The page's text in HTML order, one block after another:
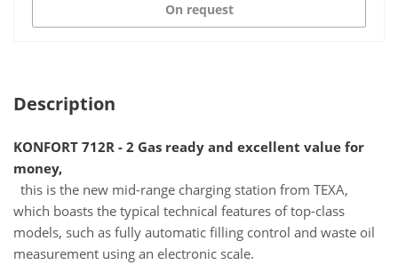
On request
Description
KONFORT 712R - 2 Gas ready and excellent value for
money,
this is the new mid-range charging station from TEXA,
which boasts the typical technical features of top-class
models, such as fully automatic filling control and waste oil
measurement using an electronic scale.